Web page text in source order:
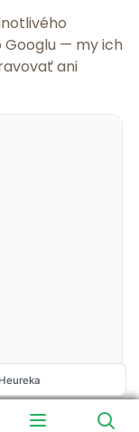
Googlu — my ich
ani
Heureka
925 fotek
Heureka
925 fotek